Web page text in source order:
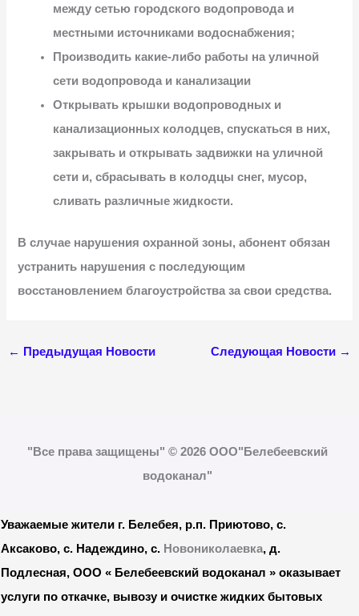
между сетью городского водопровода и
местными источниками водоснабжения;
Производить какие-либо работы на уличной
сети водопровода и канализации
Открывать крышки водопроводных и
канализационных колодцев, спускаться в них,
закрывать и открывать задвижки на уличной
сети и, сбрасывать в колодцы снег, мусор,
сливать различные жидкости.
В случае нарушения охранной зоны, абонент обязан
устранить нарушения с последующим
восстановлением благоустройства за свои средства.
← Предыдущая Новости Следующая Новости →
"Все права защищены" © 2026 ООО"Белебеевский
водоканал"
Уважаемые жители г. Белебея, р.п. Приютово, с.
Аксаково, с. Надеждино, с. Новониколаевка, д.
Подлесная, ООО « Белебеевский водоканал » оказывает
услуги по откачке, вывозу и очистке жидких бытовых